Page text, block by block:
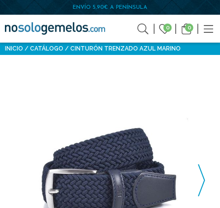
ENVÍO 5,90€ A PENÍNSULA
0 0
INICIO CATÁLOGO CINTURÓN TRENZADO AZUL MARINO